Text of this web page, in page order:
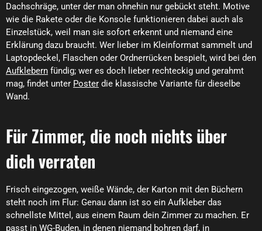
Dachschräge, unter der man ohnehin nur gebückt steht. Motive
wie die Rakete oder die Konsole funktionieren dabei auch als
Einzelstück, weil man sie sofort erkennt und niemand eine
Erklärung dazu braucht. Wer lieber im Kleinformat sammelt und
Laptopdeckel, Flaschen oder Ordnerrücken bespielt, wird bei den
Aufklebern fündig; wer es doch lieber rechteckig und gerahmt
mag, findet unter Poster die klassische Variante für dieselbe
Wand.
Für Zimmer, die noch nichts über
dich verraten
Frisch eingezogen, weiße Wände, der Karton mit den Büchern
steht noch im Flur: Genau dann ist so ein Aufkleber das
schnellste Mittel, aus einem Raum dein Zimmer zu machen. Er
passt in WG-Buden, in denen niemand bohren darf, in